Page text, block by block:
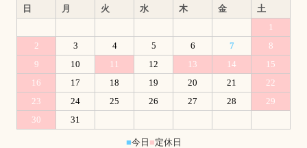
日 月 火 水 木 金
土
1
2
3 4 5 6 7
8
9
10 11 12 13 14
15
16
17 18 19 20 21
22
23
24 25 26 27 28
29
30
31
■今日 ■定休日